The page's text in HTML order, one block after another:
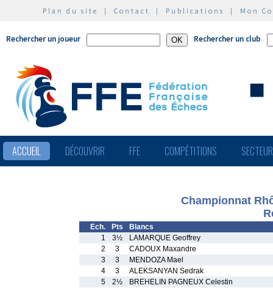
Plan du site | Contact | Publications | Mon
Rechercher un joueur Rechercher un club
ACCUEIL DÉCOUVRIR FFE COMPÉTITIONS
Championnat
Ech. Pts
Blancs
1
3½
LAMARQUE Geoffrey
2
3
CADOUX Maxandre
3
3
MENDOZA Mael
4
3
ALEKSANYAN Sedrak
5
2½
BREHELIN PAGNEUX Celestin